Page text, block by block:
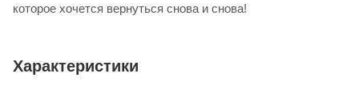
которое хочется вернуться снова и снова!
Характеристики